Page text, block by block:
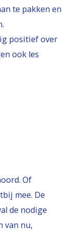
te pakken en
positief over
ook les
Of
mee. De
de nodige
van nu,